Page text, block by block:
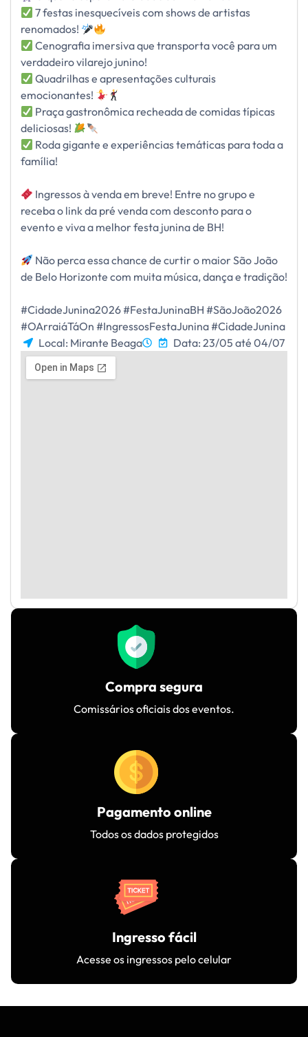
7 festas inesquecíveis com shows de artistas
renomados!
Cenografia imersiva que transporta você para um
verdadeiro vilarejo junino!
Quadrilhas e apresentações culturais
emocionantes!
Praça gastronômica recheada de comidas típicas
deliciosas!
Roda gigante e experiências temáticas para toda a
família!
Ingressos à venda em breve! Entre no grupo e
receba o link da pré venda com desconto para o
evento e viva a melhor festa junina de BH!
Não perca essa chance de curtir o maior São João
de Belo Horizonte com muita música, dança e tradição!
#CidadeJunina2026 #FestaJuninaBH #SãoJoão2026
#OArraiáTáOn #IngressosFestaJunina #CidadeJunina
Local: Mirante Beaga
Data: 23/05 até 04/07
Compra segura
Comissários oficiais dos eventos.
Pagamento online
Todos os dados protegidos
Ingresso fácil
Acesse os ingressos pelo celular